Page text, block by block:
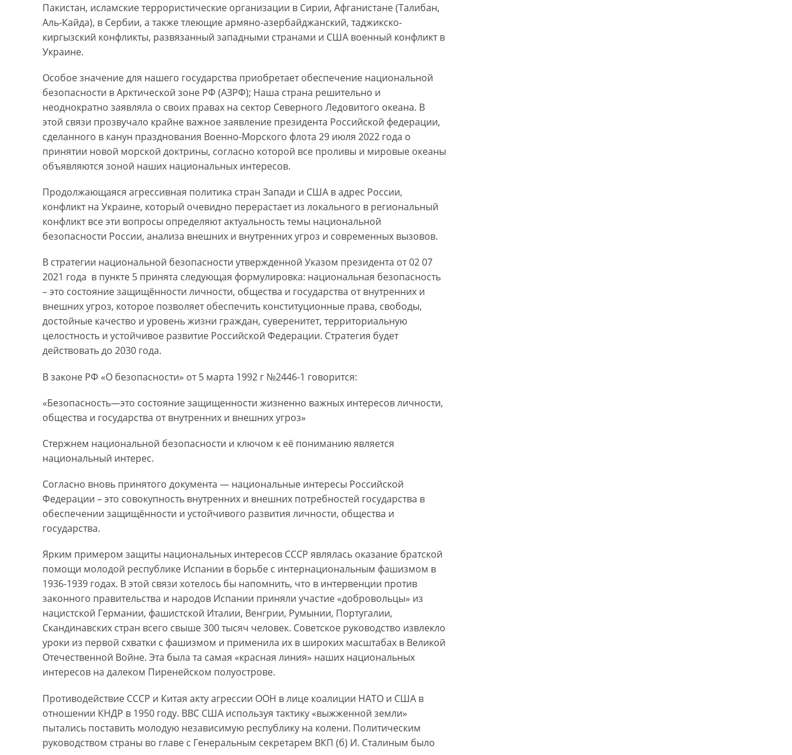
Пакистан, исламские террористические организации в Сирии, Афганистане (Талибан,
Аль-Кайда), в Сербии, а также тлеющие армяно-азербайджанский, таджикско-
киргызский конфликты, развязанный западными странами и США военный конфликт в
Украине.
Особое значение для нашего государства приобретает обеспечение национальной
безопасности в Арктической зоне РФ (АЗРФ); Наша страна решительно и
неоднократно заявляла о своих правах на сектор Северного Ледовитого океана. В
этой связи прозвучало крайне важное заявление президента Российской федерации,
сделанного в канун празднования Военно-Морского флота 29 июля 2022 года о
принятии новой морской доктрины, согласно которой все проливы и мировые океаны
объявляются зоной наших национальных интересов.
Продолжающаяся агрессивная политика стран Запади и США в адрес России,
конфликт на Украине, который очевидно перерастает из локального в региональный
конфликт все эти вопросы определяют актуальность темы национальной
безопасности России, анализа внешних и внутренних угроз и современных вызовов.
В стратегии национальной безопасности утвержденной Указом президента от 02 07
2021 года в пункте 5 принята следующая формулировка: национальная безопасность
– это состояние защищённости личности, общества и государства от внутренних и
внешних угроз, которое позволяет обеспечить конституционные права, свободы,
достойные качество и уровень жизни граждан, суверенитет, территориальную
целостность и устойчивое развитие Российской Федерации. Стратегия будет
действовать до 2030 года.
В законе РФ «О безопасности» от 5 марта 1992 г №2446-1 говорится:
«Безопасность—это состояние защищенности жизненно важных интересов личности,
общества и государства от внутренних и внешних угроз»
Стержнем национальной безопасности и ключом к её пониманию является
национальный интерес.
Согласно вновь принятого документа — национальные интересы Российской
Федерации – это совокупность внутренних и внешних потребностей государства в
обеспечении защищённости и устойчивого развития личности, общества и
государства.
Ярким примером защиты национальных интересов СССР являлась оказание братской
помощи молодой республике Испании в борьбе с интернациональным фашизмом в
1936-1939 годах. В этой связи хотелось бы напомнить, что в интервенции против
законного правительства и народов Испании приняли участие «добровольцы» из
нацистской Германии, фашистской Италии, Венгрии, Румынии, Португалии,
Скандинавских стран всего свыше 300 тысяч человек. Советское руководство извлекло
уроки из первой схватки с фашизмом и применила их в широких масштабах в Великой
Отечественной Войне. Эта была та самая «красная линия» наших национальных
интересов на далеком Пиренейском полуострове.
Противодействие СССР и Китая акту агрессии ООН в лице коалиции НАТО и США в
отношении КНДР в 1950 году. ВВС США используя тактику «выжженной земли»
пытались поставить молодую независимую республику на колени. Политическим
руководством страны во главе с Генеральным секретарем ВКП (б) И. Сталиным было